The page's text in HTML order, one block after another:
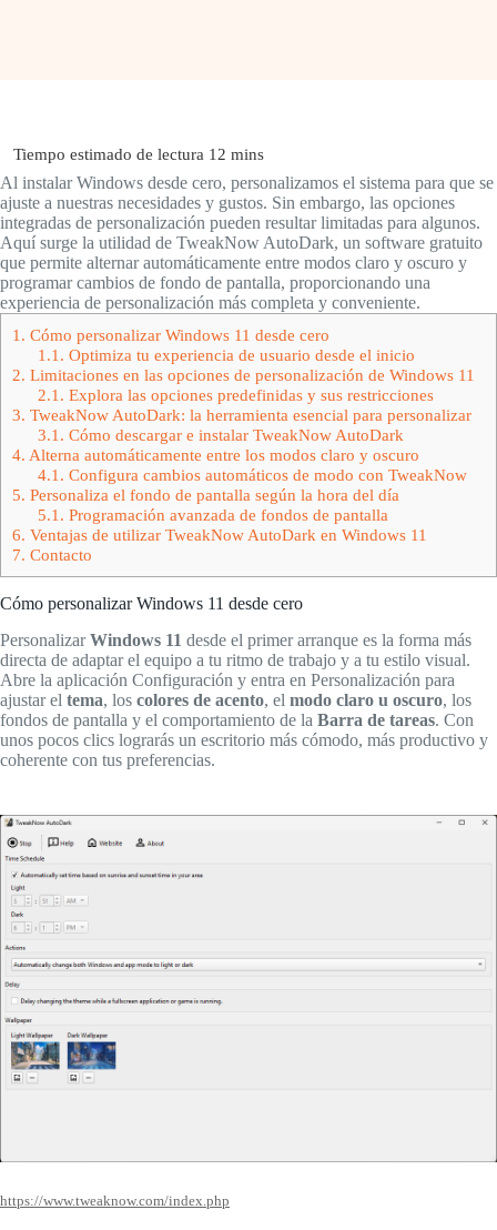
Al instalar Windows desde cero, personalizamos el sistema para que se
ajuste a nuestras necesidades y gustos. Sin embargo, las opciones
integradas de personalización pueden resultar limitadas para algunos.
Aquí surge la utilidad de TweakNow AutoDark, un software gratuito
que permite alternar automáticamente entre modos claro y oscuro y
programar cambios de fondo de pantalla, proporcionando una
experiencia de personalización más completa y conveniente.
1. Cómo personalizar Windows 11 desde cero
1.1. Optimiza tu experiencia de usuario desde el inicio
2. Limitaciones en las opciones de personalización de Windows 11
2.1. Explora las opciones predefinidas y sus restricciones
3. TweakNow AutoDark: la herramienta esencial para personalizar
3.1. Cómo descargar e instalar TweakNow AutoDark
4. Alterna automáticamente entre los modos claro y oscuro
4.1. Configura cambios automáticos de modo con TweakNow
5. Personaliza el fondo de pantalla según la hora del día
5.1. Programación avanzada de fondos de pantalla
6. Ventajas de utilizar TweakNow AutoDark en Windows 11
7. Contacto
Cómo personalizar Windows 11 desde cero
PersonalizarWindows 11 desde el primer arranque es la forma más
directa de adaptar el equipo a tu ritmo de trabajo y a tu estilo visual.
Abre la aplicación Configuración y entra en Personalización para
ajustar el tema, los colores de acento, el modo claro u oscuro, los
fondos de pantalla y el comportamiento de la Barra de tareas. Con
unos pocos clics lograrás un escritorio más cómodo, más productivo y
coherente con tus preferencias.
https://www.tweaknow.com/index.php